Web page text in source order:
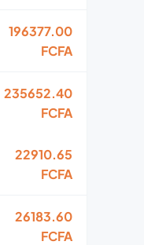
196377.00
FCFA
235652.40
FCFA
22910.65
FCFA
26183.60
FCFA